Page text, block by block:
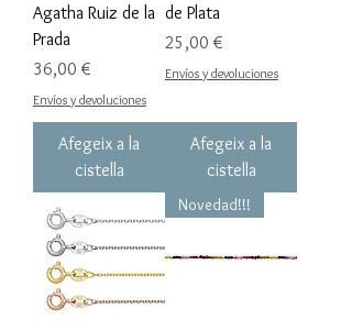
Agatha Ruiz de la
Prada
Preu
36,00 €
Envíos y devoluciones
Afegeix a la
cistella
de Plata
Preu
25,00 €
Envíos y devoluciones
Afegeix a la
cistella
Novedad!!!